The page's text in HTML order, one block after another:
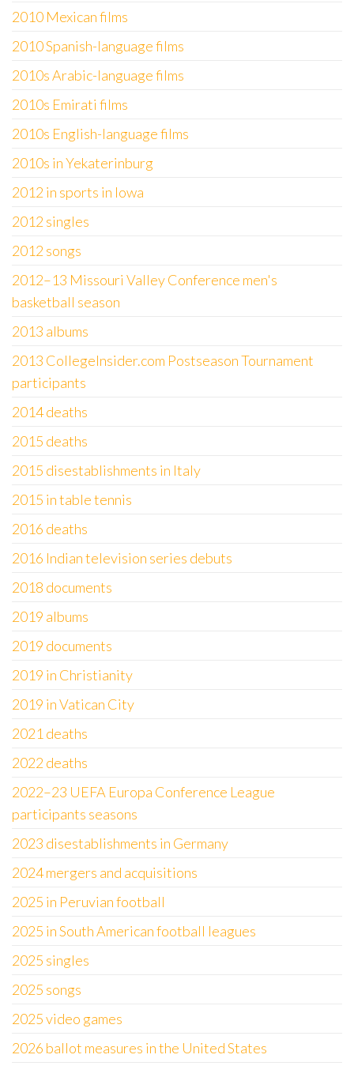
2010 Mexican films
2010 Spanish-language films
2010s Arabic-language films
2010s Emirati films
2010s English-language films
2010s in Yekaterinburg
2012 in sports in Iowa
2012 singles
2012 songs
2012–13 Missouri Valley Conference men's
basketball season
2013 albums
2013 CollegeInsider.com Postseason Tournament
participants
2014 deaths
2015 deaths
2015 disestablishments in Italy
2015 in table tennis
2016 deaths
2016 Indian television series debuts
2018 documents
2019 albums
2019 documents
2019 in Christianity
2019 in Vatican City
2021 deaths
2022 deaths
2022–23 UEFA Europa Conference League
participants seasons
2023 disestablishments in Germany
2024 mergers and acquisitions
2025 in Peruvian football
2025 in South American football leagues
2025 singles
2025 songs
2025 video games
2026 ballot measures in the United States